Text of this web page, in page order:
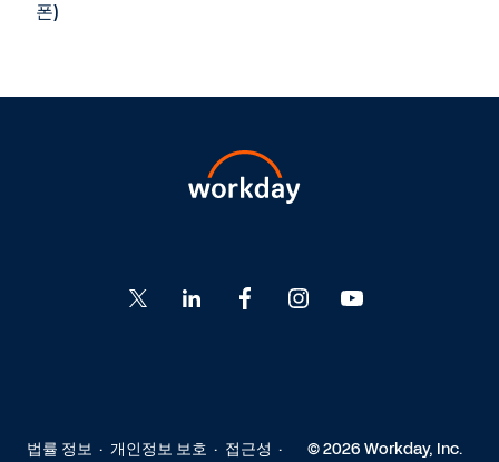
폰)
Go
to
to
Go
to
Go
to
to
법률 정보 개인정보 보호 접근성 © 2026 Workday, Inc.